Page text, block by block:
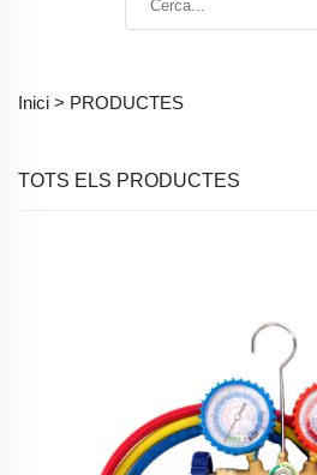
Inici > PRODUCTES
TOTS ELS PRODUCTES